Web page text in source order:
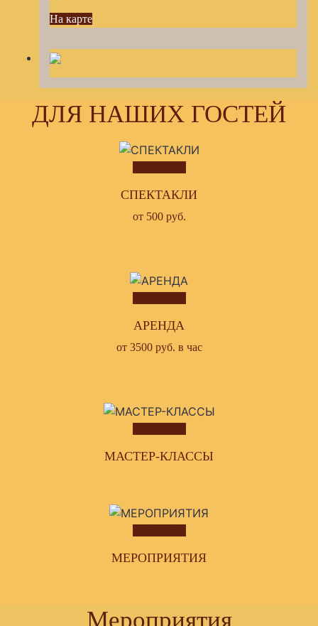
На карте
ДЛЯ НАШИХ ГОСТЕЙ
СПЕКТАКЛИ
от 500 руб.
АРЕНДА
от 3500 руб. в час
МАСТЕР-КЛАССЫ
МЕРОПРИЯТИЯ
Мероприятия